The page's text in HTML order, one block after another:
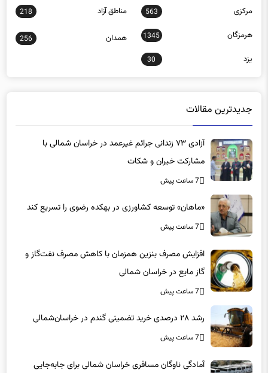
هرمزگان 1345
256
یزد 30
مشارکت خیران و شکات
7 ساعت پیش
7 ساعت پیش
گاز مایع در خراسان شمالی
7 ساعت پیش
7 ساعت پیش
شرکت‌کنندگان در مراسم تشییع پیکر مطهر امام شهید